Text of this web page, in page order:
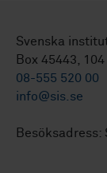
Svenska
Box 45443,
08-555 520 00
info@sis.se
Besöksadress: